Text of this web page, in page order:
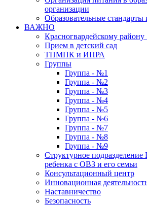
организации
Образовательные стандарты
ВАЖНО
Красногвардейскому району
Прием в детский сад
ТПМПК и ИПРА
Группы
Группа - №1
Группа - №2
Группа - №3
Группа - №4
Группа - №5
Группа - №6
Группа - №7
Группа - №8
Группа - №9
Структурное
ребенка с ОВЗ и его семьи
Консультационный центр
Инновационная
Наставничество
Безопасность